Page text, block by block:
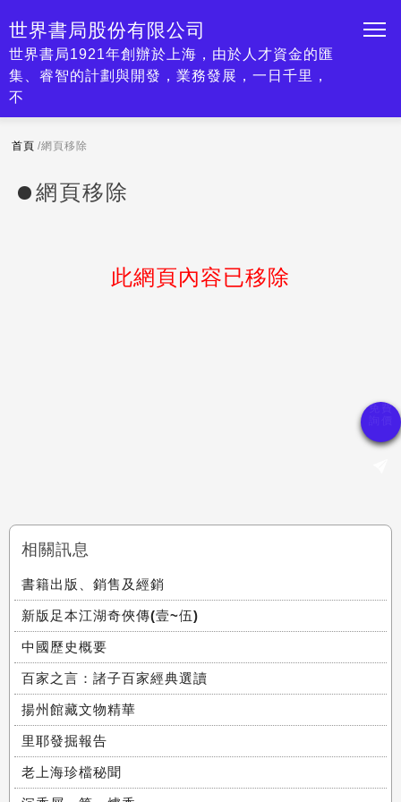
世界書局股份有限公司
世界書局1921年創辦於上海，由於人才資金的匯
集、睿智的計劃與開發，業務發展，一日千里，
不
首頁 /網頁移除
網頁移除
此網頁內容已移除
相關訊息
書籍出版、銷售及經銷
新版足本江湖奇俠傳(壹~伍)
中國歷史概要
百家之言：諸子百家經典選讀
揚州館藏文物精華
里耶發掘報告
老上海珍檔秘聞